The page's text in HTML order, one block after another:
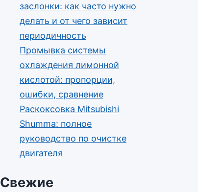
заслонки: как часто нужно
делать и от чего зависит
периодичность
Промывка системы
охлаждения лимонной
кислотой: пропорции,
ошибки, сравнение
Раскоксовка Mitsubishi
Shumma: полное
руководство по очистке
двигателя
Свежие